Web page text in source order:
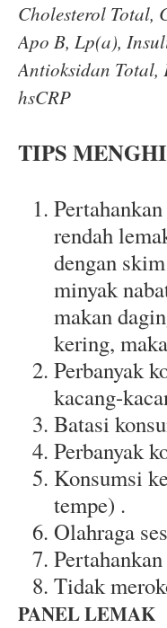
Cholesterol Total,
Apo B, Lp(a),
Antioksidan Total,
hsCRP
TIPS
rendah
dengan
minyak
makan
kering,
Perbanyak
kacang-
Batasi
Perbanyak
Konsumsi
tempe) .
Olahraga
Tidak
PANEL LEMAK